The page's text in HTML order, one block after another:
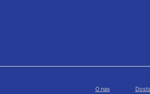
O nas